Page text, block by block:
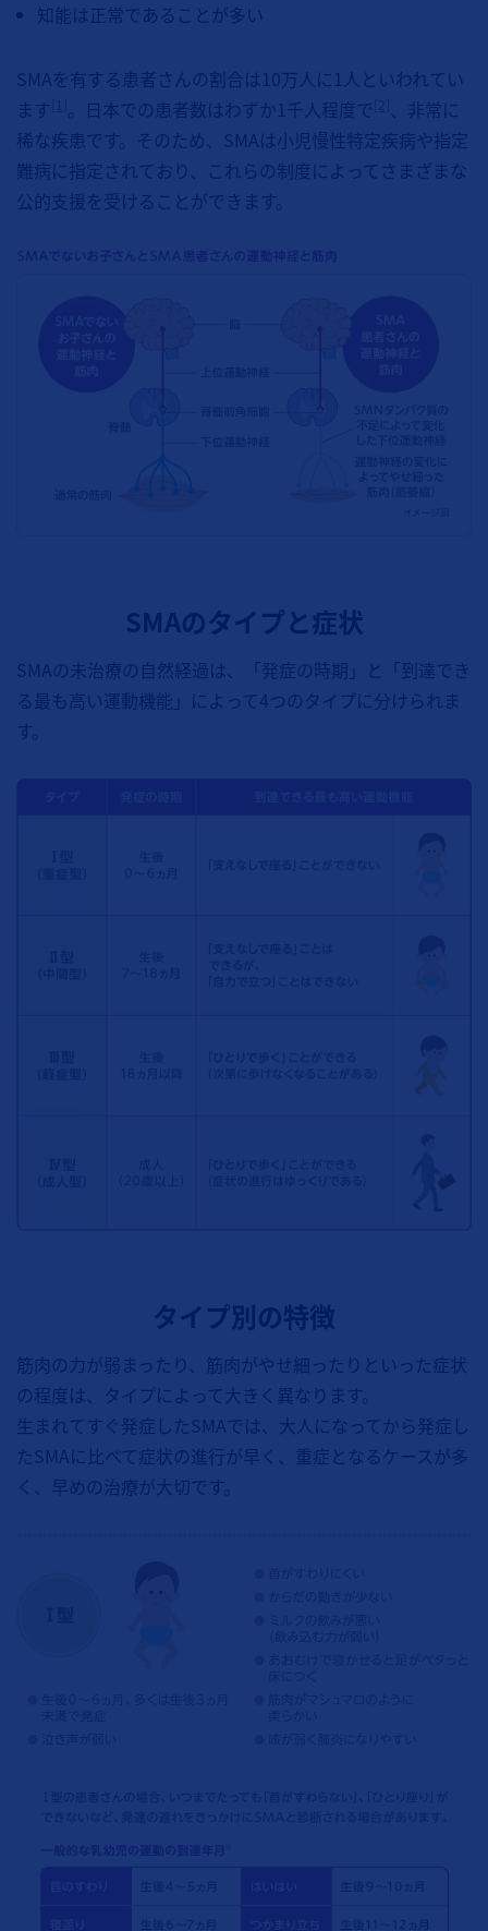
知能は正常であることが多い
SMAを有する患者さんの割合は10万人に1人といわれてい
ます [1] 。日本での患者数はわずか1千人程度で [2] 、非常に
稀な疾患です。そのため、SMAは小児慢性特定疾病や指定
難病に指定されており、これらの制度によってさまざまな
公的支援を受けることができます。
SMAのタイプと症状
SMAの未治療の自然経過は、「発症の時期」と「到達でき
る最も高い運動機能」によって4つのタイプに分けられま
す。
タイプ別の特徴
筋肉の力が弱まったり、筋肉がやせ細ったりといった症状
の程度は、タイプによって大きく異なります。
生まれてすぐ発症したSMAでは、大人になってから発症し
たSMAに比べて症状の進行が早く、重症となるケースが多
く、早めの治療が大切です。